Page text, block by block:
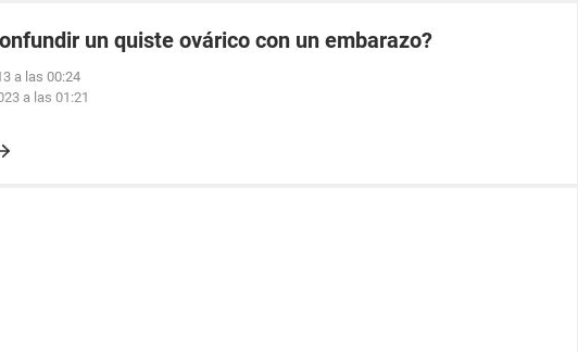
un quiste ovárico con un embarazo?
a las 00:24
a las 01:21